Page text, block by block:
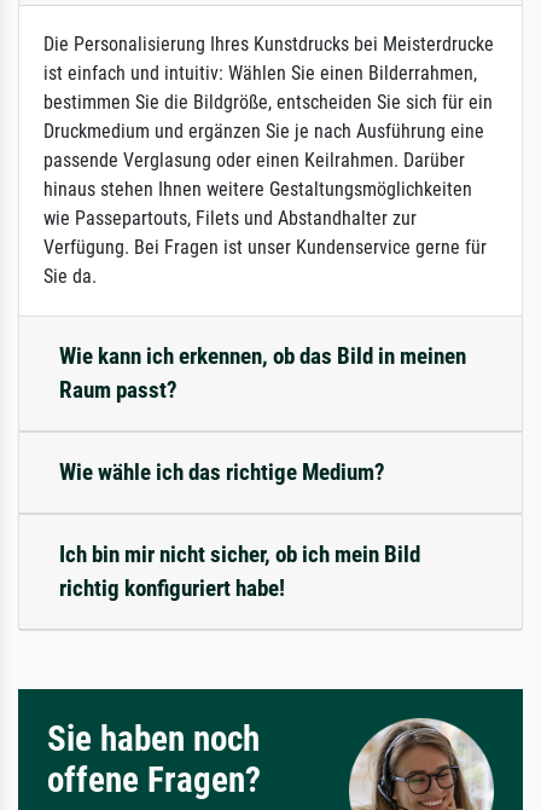
Die Personalisierung Ihres Kunstdrucks bei Meisterdrucke
ist einfach und intuitiv: Wählen Sie einen Bilderrahmen,
bestimmen Sie die Bildgröße, entscheiden Sie sich für ein
Druckmedium und ergänzen Sie je nach Ausführung eine
passende Verglasung oder einen Keilrahmen. Darüber
hinaus stehen Ihnen weitere Gestaltungsmöglichkeiten
wie Passepartouts, Filets und Abstandhalter zur
Verfügung. Bei Fragen ist unser Kundenservice gerne für
Sie da.
Wie kann ich erkennen, ob das Bild in meinen
Raum passt?
Wie wähle ich das richtige Medium?
Ich bin mir nicht sicher, ob ich mein Bild
richtig konfiguriert habe!
Sie haben noch
offene Fragen?